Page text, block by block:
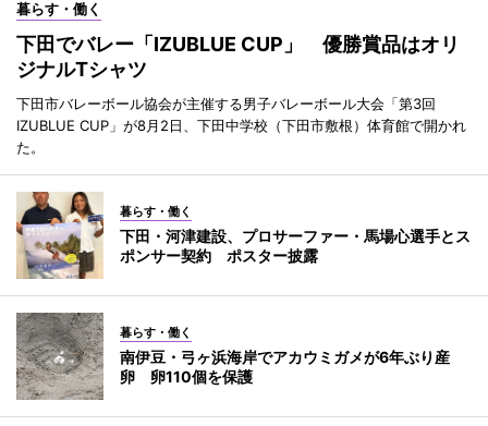
暮らす・働く
下田でバレー「IZUBLUE CUP」 優勝賞品はオリ
ジナルTシャツ
下田市バレーボール協会が主催する男子バレーボール大会「第3回
IZUBLUE CUP」が8月2日、下田中学校（下田市敷根）体育館で開かれ
た。
暮らす・働く
下田・河津建設、プロサーファー・馬場心選手とス
ポンサー契約 ポスター披露
暮らす・働く
南伊豆・弓ヶ浜海岸でアカウミガメが6年ぶり産
卵 卵110個を保護